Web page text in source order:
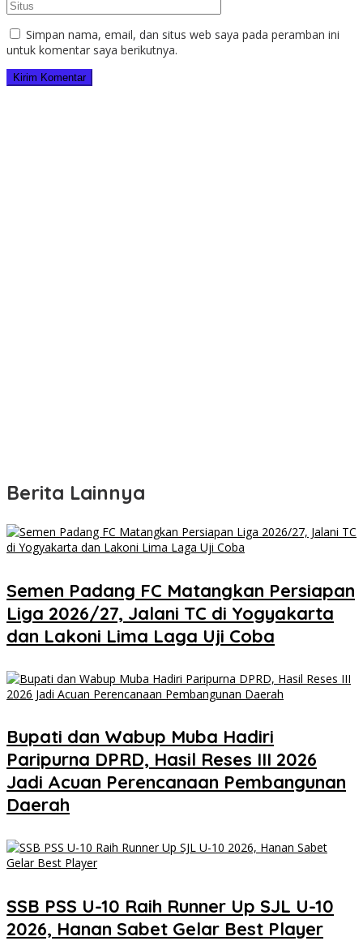
Simpan nama, email, dan situs web saya pada peramban ini
untuk komentar saya berikutnya.
Berita Lainnya
Semen Padang FC Matangkan Persiapan
Liga 2026/27, Jalani TC di Yogyakarta
dan Lakoni Lima Laga Uji Coba
Bupati dan Wabup Muba Hadiri
Paripurna DPRD, Hasil Reses III 2026
Jadi Acuan Perencanaan Pembangunan
Daerah
SSB PSS U-10 Raih Runner Up SJL U-10
2026, Hanan Sabet Gelar Best Player